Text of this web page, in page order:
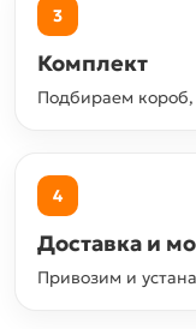
3
Комплект
Подбираем
4
Доставка и
Привозим и